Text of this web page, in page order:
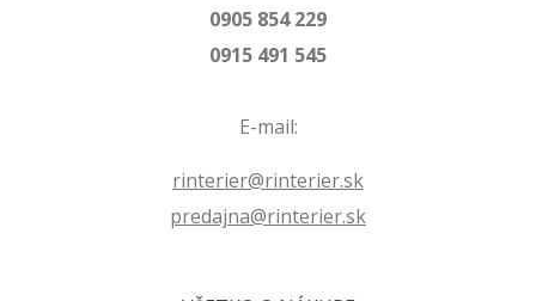
0905 854 229
0915 491 545
E-mail:
rinterier@rinterier.sk
predajna@rinterier.sk